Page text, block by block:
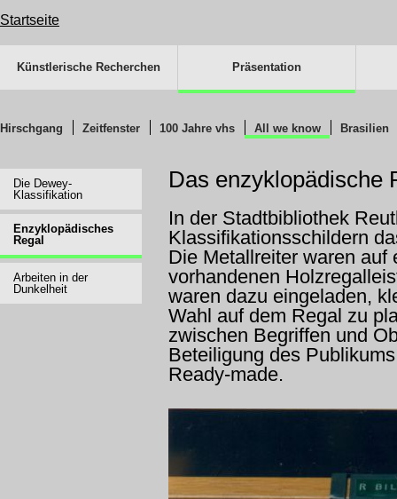
Startseite
überspringen
Künstlerische Recherchen Präsentation
Hirschgang Zeitfenster 100 Jahre vhs All we know Brasilien
überspringen
Die Dewey-
Klassifikation
Enzyklopädisches
Regal
Arbeiten in der
Dunkelheit
Das enzyklopädische
In der Stadtbibliothek
Klassifikationsschildern
Die Metallreiter waren auf
vorhandenen
waren dazu eingeladen,
Wahl auf dem Regal zu
zwischen Begriffen und
Beteiligung des
Ready-made.